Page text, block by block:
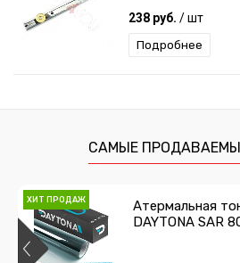
238 руб. / шт
Подробнее
478 руб./ шт
САМЫЕ
ХИТ ПРОДАЖ
Атермальная
DAYTONA SAR